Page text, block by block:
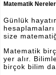
Matematik
Günlük
size
Matematik
yer alır.
birçok bilim